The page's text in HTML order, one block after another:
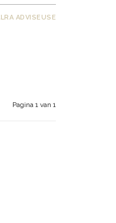
ADVISEUSE
Pagina 1 van 1